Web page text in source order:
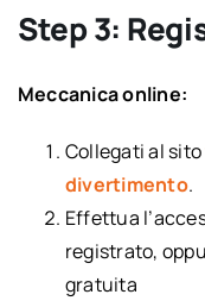
Step 3:
Meccanica online:
Collegati al sito
divertimento.
Effettua
registrato,
gratuita